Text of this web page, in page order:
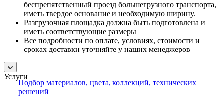
беспрепятственный проезд большегрузного транспорта,
иметь твердое основание и необходимую ширину.
Разгрузочная площадка должна быть подготовлена и
иметь соответствующие размеры
Все подробности по оплате, условиях, стоимости и
сроках доставки уточняйте у наших менеджеров
Услуги
Подбор материалов, цвета, коллекций, технических
решений